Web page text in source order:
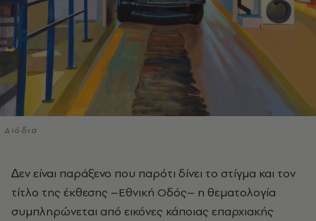
Διόδια
∆εν είναι παράξενο που παρότι δίνει το στίγµα και τον
τίτλο της έκθεσης –Εθνική Οδός– η θεµατολογία
συµπληρώνεται από εικόνες κάποιας επαρχιακής